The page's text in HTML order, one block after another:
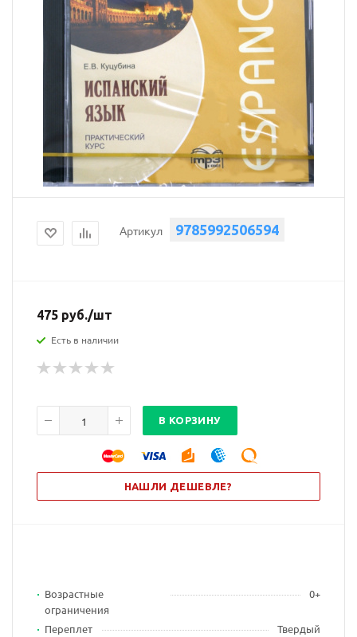
Артикул 9785992506594
475 руб./шт
Есть в наличии
В КОРЗИНУ
НАШЛИ ДЕШЕВЛЕ?
Возрастные
ограничения
0+
Переплет
Твердый